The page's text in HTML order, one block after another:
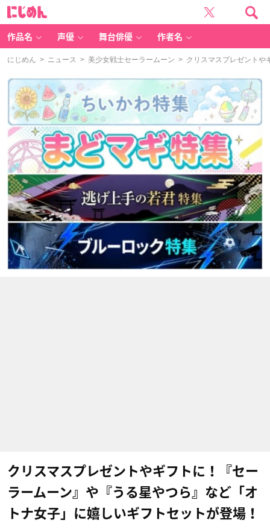
作品名 声優 舞台俳優 作者名
にじめん > ニュース > 美少女戦士セーラームーン > クリスマスプレゼントや
クリスマスプレゼントやギフトに！『セー
ラームーン』や『うる星やつら』など「オ
トナ女子」に嬉しいギフトセットが登場！